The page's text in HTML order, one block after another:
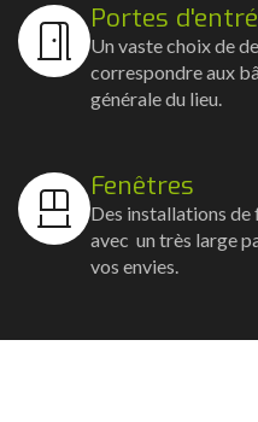
Portes
Un vaste choix de
correspondre aux
générale du lieu.
Fenêtres
Des installations de
avec un très large
vos envies.